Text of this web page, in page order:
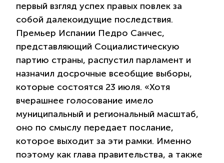
первый взгляд успех правых повлек за
собой далекоидущие последствия.
Премьер Испании Педро Санчес,
представляющий Социалистическую
партию страны, распустил парламент и
назначил досрочные всеобщие выборы,
которые состоятся 23 июля. «Хотя
вчерашнее голосование имело
муниципальный и региональный масштаб,
оно по смыслу передает послание,
которое выходит за эти рамки. Именно
поэтому как глава правительства, а также